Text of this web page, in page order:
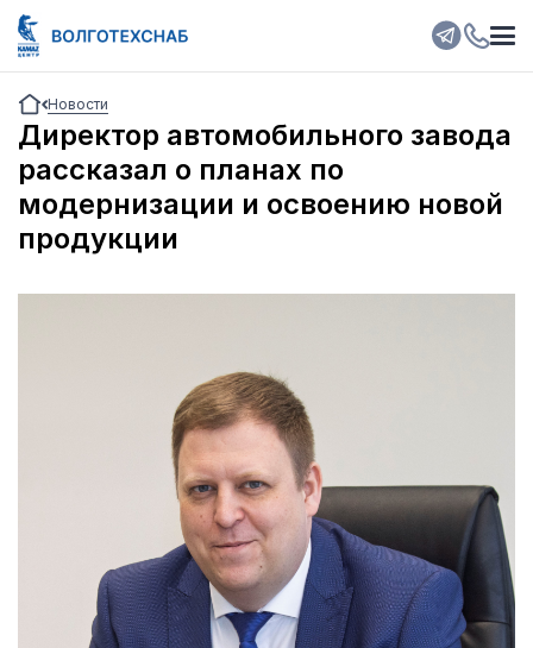
Новости
Директор автомобильного завода
рассказал о планах по
модернизации и освоению новой
продукции